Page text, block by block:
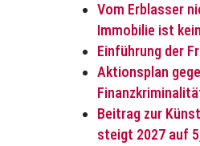
Vom Erblasser
Immobilie ist
Einführung der
Aktionsplan
Beitrag zur
steigt 2027 auf